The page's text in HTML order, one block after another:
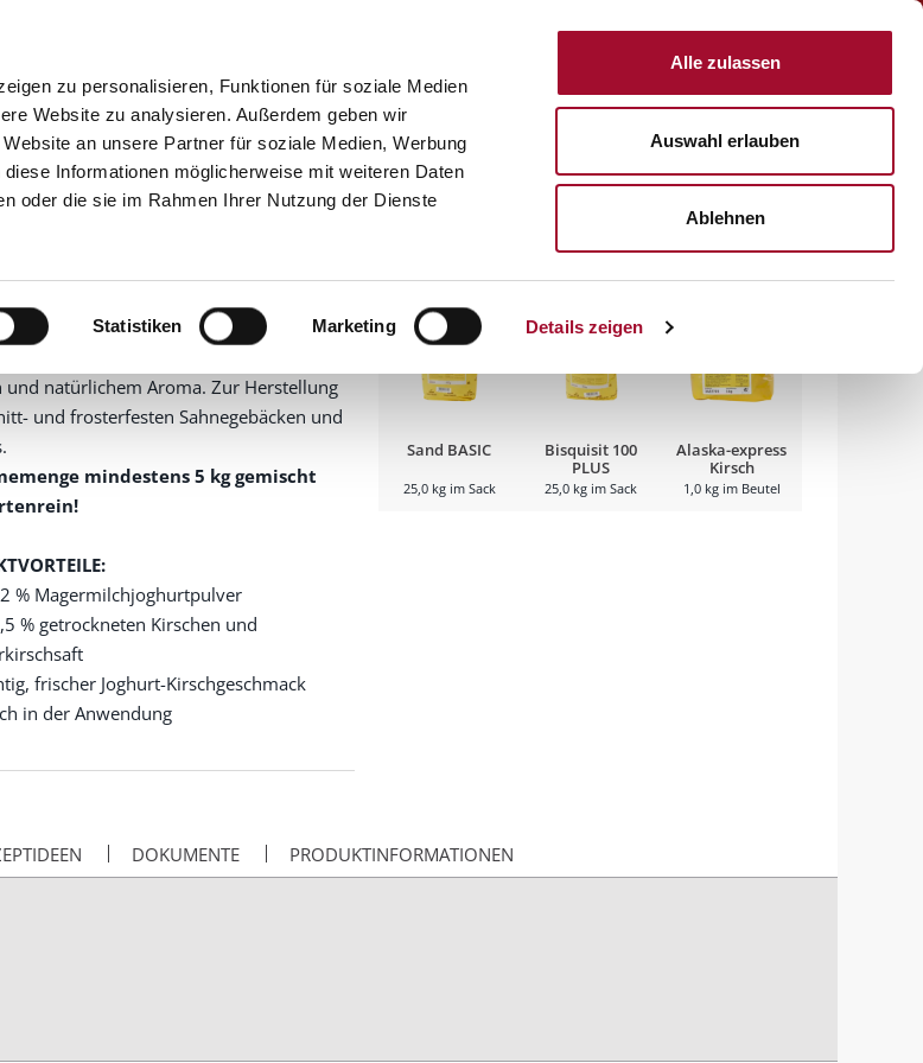
zu personalisieren, Funktionen für soziale Medien
Website zu analysieren. Außerdem geben wir
an unsere Partner für soziale Medien, Werbung
Informationen möglicherweise mit weiteren Daten
oder die sie im Rahmen Ihrer Nutzung der Dienste
Statistiken Marketing Details zeigen
Alle zulassen
Auswahl erlauben
Ablehnen
GRUPPE PRODUKTE SERVICE ÜBER UNS KARRIERE
Joghurt, Quark, Buttermilch, Molke Alaska-express Joghurt-Kirsch
express Joghurt-
Beutel
und natürlichem Aroma. Zur Herstellung
und frosterfesten Sahnegebäcken und
mindestens 5 kg gemischt
% Magermilchjoghurtpulver
% getrockneten Kirschen und
frischer Joghurt-Kirschgeschmack
in der Anwendung
Das könnte Sie auch interessieren:
Sand BASIC
25,0 kg im Sack
Bisquisit 100
PLUS
25,0 kg im Sack
Alaska-express
Kirsch
1,0 kg im Beutel
DOKUMENTE PRODUKTINFORMATIONEN